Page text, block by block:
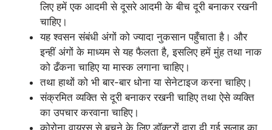
लिए हमें एक आदमी से दूसरे आदमी के बीच दूरी बनाकर रखनी
चाहिए।
यह श्वसन संबंधी अंगों को ज्यादा नुकसान पहुँचाता है। और
इन्हीं अंगों के माध्यम से यह फैलता है, इसलिए हमें मुंह तथा नाक
को ढँकना चाहिए या मास्क लगाना चाहिए।
तथा हाथों को भी बार-बार धोना या सेनेटाइज करना चाहिए।
संक्रमित व्यक्ति से दूरी बनाकर रखनी चाहिए तथा ऐसे व्यक्ति
का उपचार करवाना चाहिए।